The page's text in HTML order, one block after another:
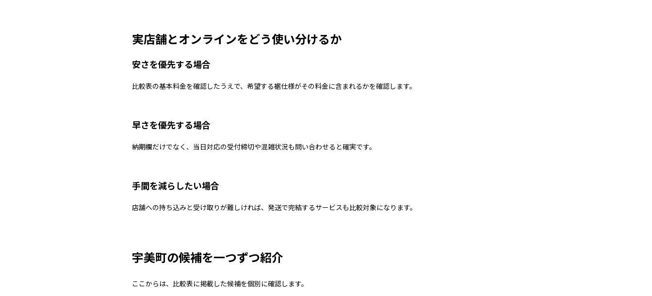
実店舗とオンラインをどう使い分けるか
安さを優先する場合
比較表の基本料金を確認したうえで、希望する裾仕様がその料金に含まれるかを確認します。
早さを優先する場合
納期欄だけでなく、当日対応の受付締切や混雑状況も問い合わせると確実です。
手間を減らしたい場合
店舗への持ち込みと受け取りが難しければ、発送で完結するサービスも比較対象になります。
宇美町の候補を一つずつ紹介
ここからは、比較表に掲載した候補を個別に確認します。